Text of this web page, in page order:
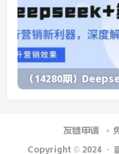
友链申请
Copyright © 2024 ·